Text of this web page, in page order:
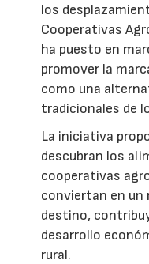
los
Cooperativas
ha puesto en
promover la
como una
tradicionales de
La iniciativa
descubran los
cooperativas
conviertan en un
destino,
desarrollo
rural.